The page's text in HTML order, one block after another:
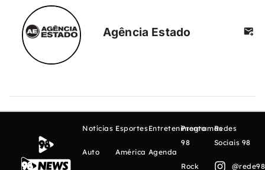
Agência Estado
Notícias
Auto
Esportes
América
Entretenimento
Agenda
Programas
98
Rock
Redes
Sociais 98